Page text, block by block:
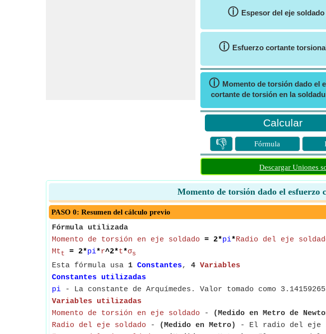
ⓘ Espesor del eje
ⓘ Esfuerzo cortante
ⓘ Momento de torsión dado el
cortante de torsión en la
👎 Fórmula
Descargar Uniones
Momento de torsión dado el esfuerzo
PASO 0: Resumen del cálculo previo
Fórmula utilizada
Momento de torsión en eje soldado = 2*pi*Radio del eje
Mtt = 2*pi*r^2*t*σs
Esta fórmula usa 1 Constantes, 4 Variables
Constantes utilizadas
pi - La constante de Arquímedes. Valor tomado como
Variables utilizadas
Momento de torsión en eje soldado - (Medido en Metro de
Radio del eje soldado - (Medido en Metro)
- El radio del eje